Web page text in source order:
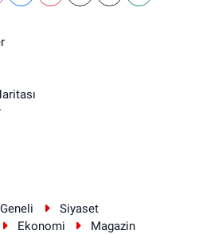
Siyaset
Ekonomi
Magazin